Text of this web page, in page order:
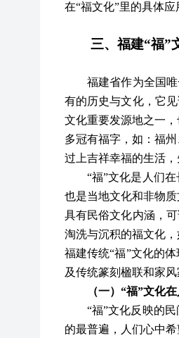
在“福文化”里的具体应
三、福建“福”
福建省作为全国
有的历史与文化，它
文化重要发源地之一
多冠有福字，如：福
过上吉祥幸福的生活
“福”文化是人们
也是当地文化和非物
具有民俗文化内涵，
淘洗与沉积的福文化
福建传统“福”文化的体
及传统篆刻楹联和家风
（一） “福”文化在
“福”文化反映的
的最普遍，人们心中